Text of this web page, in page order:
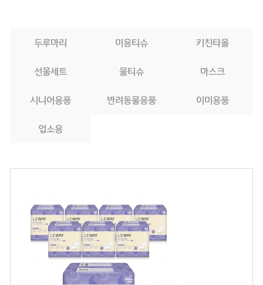
두루마리 미용티슈 키친타올
선물세트 물티슈 마스크
시니어용품 반려동물용품 이미용품
업소용